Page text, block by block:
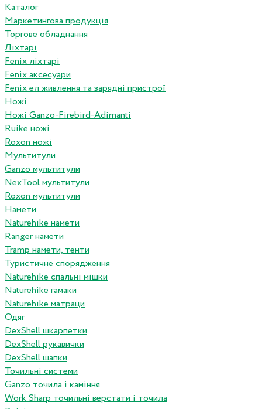
Каталог
Маркетингова продукція
Торгове обладнання
Ліхтарі
Fenix ліхтарі
Fenix аксесуари
Fenix ел живлення та зарядні пристрої
Ножі
Ножі Ganzo-Firebird-Adimanti
Ruike ножі
Roxon ножi
Мультитули
Ganzo мультитули
NexTool мультитули
Roxon мультитули
Намети
Naturehike намети
Ranger намети
Tramp намети, тенти
Туристичне спорядження
Naturehike спальні мішки
Naturehike гамаки
Naturehike матраци
Одяг
DexShell шкарпетки
DexShell рукавички
DexShell шапки
Точильні системи
Ganzo точила і каміння
Work Sharp точильні верстати і точила